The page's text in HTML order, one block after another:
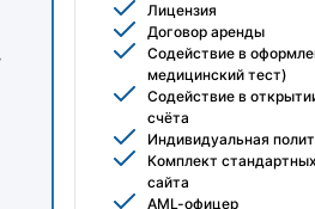
Лицензия
Договор аренды
Содействие в
медицинский тест)
Содействие в
счёта
Индивидуальная
Комплект
сайта
AML-офицер